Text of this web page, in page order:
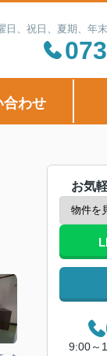
、祝日、夏期、年
合わせ
お気
9:00～